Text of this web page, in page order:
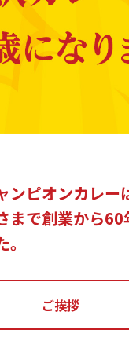
ピオンカレー
まで創業から60
ご挨拶